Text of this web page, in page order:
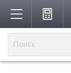
Каталог